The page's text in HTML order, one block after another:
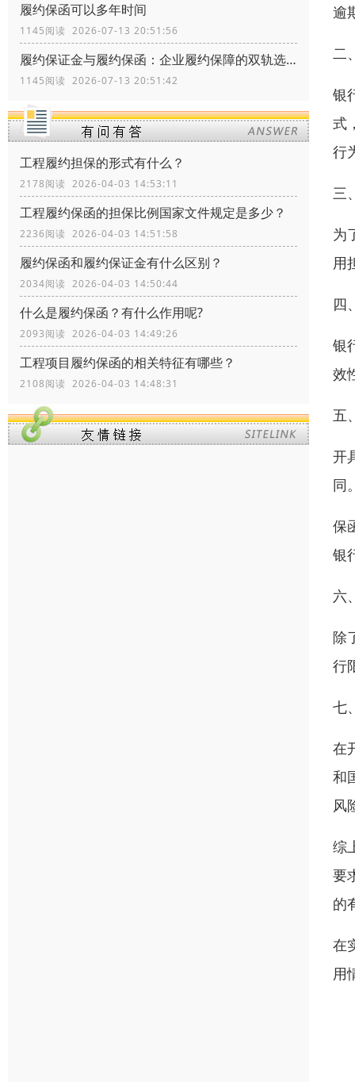
履约保函可以多年时间
1145阅读 2026-07-13 20:51:56
履约保证金与履约保函：企业履约保障的双轨选择
1145阅读 2026-07-13 20:51:42
工程履约担保的形式有什么？
2178阅读 2026-04-03 14:53:11
工程履约保函的担保比例国家文件规定是多少？
2236阅读 2026-04-03 14:51:58
履约保函和履约保证金有什么区别？
2034阅读 2026-04-03 14:50:44
什么是履约保函？有什么作用呢?
2093阅读 2026-04-03 14:49:26
工程项目履约保函的相关特征有哪些？
2108阅读 2026-04-03 14:48:31
逾
二
银
式
行
三
为
用
四
银
效
五
开
同
保
银
六
除
行
七
在
和
风
综
要
的
在
用